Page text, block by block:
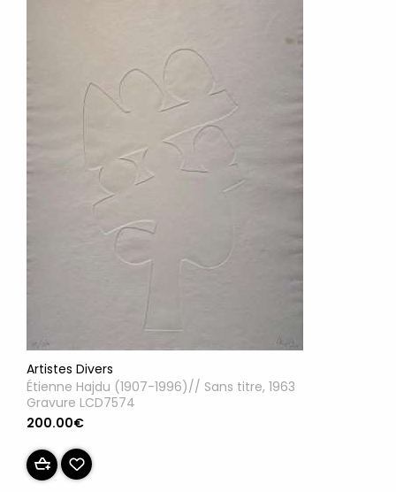
Artistes Divers
Étienne Hajdu (1907-1996)// Sans titre, 1963
Gravure LCD7574
200.00€